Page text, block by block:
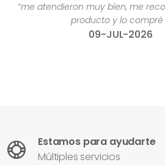
“me atendieron muy bien, me
producto y lo compré !”
09-JUL-2026
Estamos para ayudarte
Múltiples servicios